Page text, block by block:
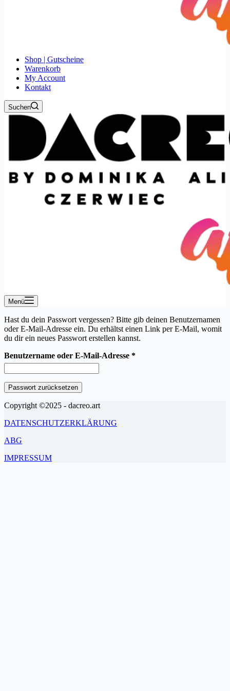
Shop | Gutscheine
Warenkorb
My Account
Kontakt
Suchen
Menü
Hast du dein Passwort vergessen? Bitte gib deinen Benutzernamen
oder E-Mail-Adresse ein. Du erhältst einen Link per E-Mail, womit
du dir ein neues Passwort erstellen kannst.
Benutzername oder E-Mail-Adresse *Erforderlich
Passwort zurücksetzen
Copyright ©2025 - dacreo.art
DATENSCHUTZERKLÄRUNG
ABG
IMPRESSUM